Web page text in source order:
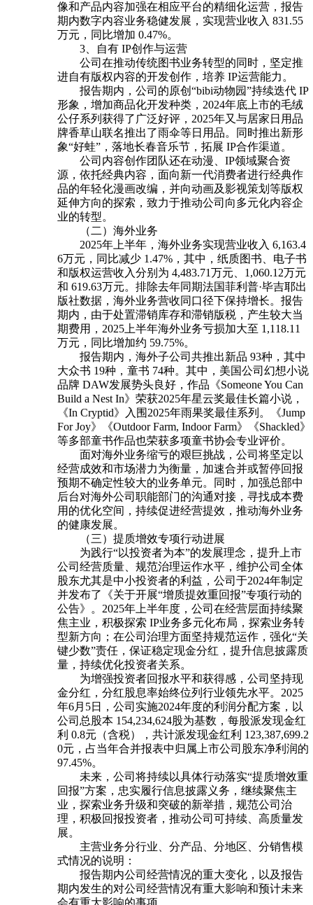
像和产品内容加强在相应平台的精细化运营，报告
期内数字内容业务稳健发展，实现营业收入 831.55
万元，同比增加 0.47%。
3、自有 IP创作与运营
公司在推动传统图书业务转型的同时，坚定推
进自有版权内容的开发创作，培养 IP运营能力。
报告期内，公司的原创“bibi动物园”持续迭代 IP
形象，增加商品化开发种类，2024年底上市的毛绒
公仔系列获得了广泛好评，2025年又与居家日用品
牌香草山联名推出了雨伞等日用品。同时推出新形
象“好蛙”，落地长春音乐节，拓展 IP合作渠道。
公司内容创作团队还在动漫、IP领域聚合资
源，依托经典内容，面向新一代消费者进行经典作
品的年轻化漫画改编，并向动画及影视策划等版权
延伸方向的探索，致力于推动公司向多元化内容企
业的转型。
（二）海外业务
2025年上半年，海外业务实现营业收入 6,163.4
6万元，同比减少 1.47%，其中，纸质图书、电子书
和版权运营收入分别为 4,483.71万元、1,060.12万元
和 619.63万元。排除去年同期法国菲利普·毕吉耶出
版社数据，海外业务营收同口径下保持增长。报告
期内，由于处置滞销库存和滞销版税，产生较大当
期费用，2025上半年海外业务亏损加大至 1,118.11
万元，同比增加约 59.75%。
报告期内，海外子公司共推出新品 93种，其中
大众书 19种，童书 74种。其中，美国公司幻想小说
品牌 DAW发展势头良好，作品《Someone You Can
Build a Nest In》荣获2025年星云奖最佳长篇小说，
《In Cryptid》入围2025年雨果奖最佳系列。《Jump
For Joy》《Outdoor Farm, Indoor Farm》《Shackled》
等多部童书作品也荣获多项童书协会专业评价。
面对海外业务缩亏的艰巨挑战，公司将坚定以
经营成效和市场潜力为衡量，加速合并或暂停回报
预期不确定性较大的业务单元。同时，加强总部中
后台对海外公司职能部门的沟通对接，寻找成本费
用的优化空间，持续促进经营提效，推动海外业务
的健康发展。
（三）提质增效专项行动进展
为践行“以投资者为本”的发展理念，提升上市
公司经营质量、规范治理运作水平，维护公司全体
股东尤其是中小投资者的利益，公司于2024年制定
并发布了《关于开展“增质提效重回报”专项行动的
公告》。2025年上半年度，公司在经营层面持续聚
焦主业，积极探索 IP业务多元化布局，探索业务转
型新方向；在公司治理方面坚持规范运作，强化“关
键少数”责任，保证稳定现金分红，提升信息披露质
量，持续优化投资者关系。
为增强投资者回报水平和获得感，公司坚持现
金分红，分红股息率始终位列行业领先水平。2025
年6月5日，公司实施2024年度的利润分配方案，以
公司总股本 154,234,624股为基数，每股派发现金红
利 0.8元（含税），共计派发现金红利 123,387,699.2
0元，占当年合并报表中归属上市公司股东净利润的
97.45%。
未来，公司将持续以具体行动落实“提质增效重
回报”方案，忠实履行信息披露义务，继续聚焦主
业，探索业务升级和突破的新举措，规范公司治
理，积极回报投资者，推动公司可持续、高质量发
展。
主营业务分行业、分产品、分地区、分销售模
式情况的说明：
报告期内公司经营情况的重大变化，以及报告
期内发生的对公司经营情况有重大影响和预计未来
会有重大影响的事项